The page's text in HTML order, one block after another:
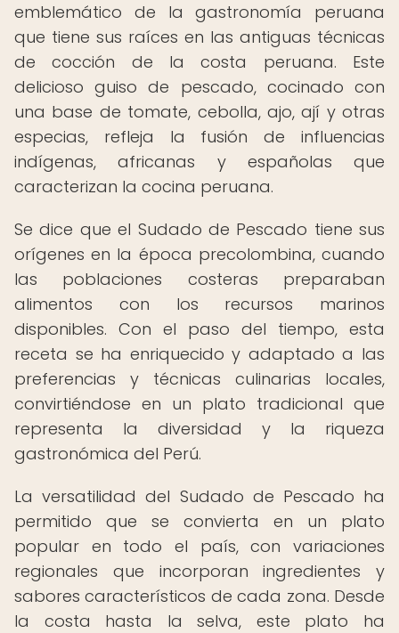
emblemático de la gastronomía peruana
que tiene sus raíces en las antiguas técnicas
de cocción de la costa peruana. Este
delicioso guiso de pescado, cocinado con
una base de tomate, cebolla, ajo, ají y otras
especias, refleja la fusión de influencias
indígenas, africanas y españolas que
caracterizan la cocina peruana.
Se dice que el Sudado de Pescado tiene sus
orígenes en la época precolombina, cuando
las poblaciones costeras preparaban
alimentos con los recursos marinos
disponibles. Con el paso del tiempo, esta
receta se ha enriquecido y adaptado a las
preferencias y técnicas culinarias locales,
convirtiéndose en un plato tradicional que
representa la diversidad y la riqueza
gastronómica del Perú.
La versatilidad del Sudado de Pescado ha
permitido que se convierta en un plato
popular en todo el país, con variaciones
regionales que incorporan ingredientes y
sabores característicos de cada zona. Desde
la costa hasta la selva, este plato ha